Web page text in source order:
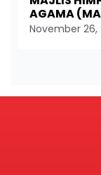
AGAMA
November 26,